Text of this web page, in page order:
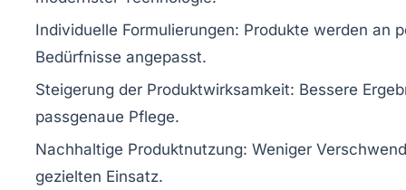
Individuelle Formulierungen: Produkte werden an
Bedürfnisse angepasst.
Steigerung der Produktwirksamkeit: Bessere
passgenaue Pflege.
Nachhaltige Produktnutzung: Weniger
gezielten Einsatz.